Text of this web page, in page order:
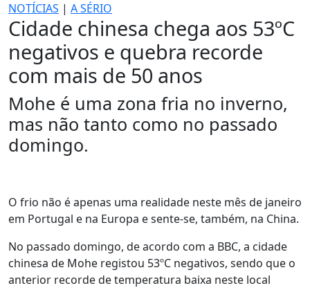
NOTÍCIAS | A SÉRIO
Cidade chinesa chega aos 53ºC
negativos e quebra recorde
com mais de 50 anos
Mohe é uma zona fria no inverno,
mas não tanto como no passado
domingo.
O frio não é apenas uma realidade neste mês de janeiro
em Portugal e na Europa e sente-se, também, na China.
No passado domingo, de acordo com a BBC, a cidade
chinesa de Mohe registou 53ºC negativos, sendo que o
anterior recorde de temperatura baixa neste local